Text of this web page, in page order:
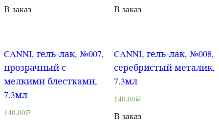
В заказ В заказ
CANNI, гель-лак, №007,
прозрачный с
мелкими блестками,
7.3мл
140.00Р
CANNI, гель-лак, №008,
серебристый металик,
7.3мл
140.00Р
В заказ